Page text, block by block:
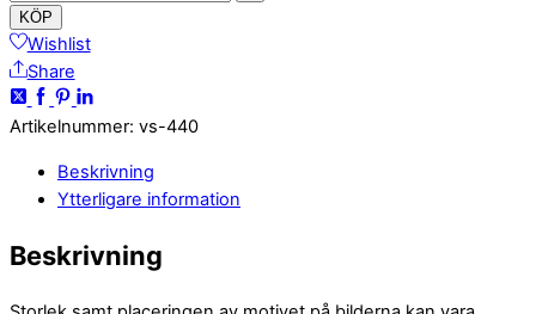
KÖP
Wishlist
Share
Artikelnummer: vs-440
Beskrivning
Ytterligare information
Beskrivning